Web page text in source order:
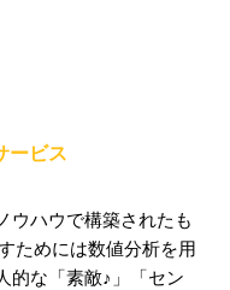
ービス
ウハウで構築されたも
ためには数値分析を用
的な「素敵♪」「セン